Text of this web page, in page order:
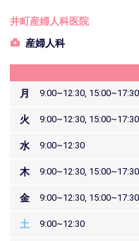
井町産婦人科医院
産婦人科
月 9:00~12:30, 15:00~17:30
火 9:00~12:30, 15:00~17:30
水 9:00~12:30
木 9:00~12:30, 15:00~17:30
金 9:00~12:30, 15:00~17:30
土 9:00~12:30